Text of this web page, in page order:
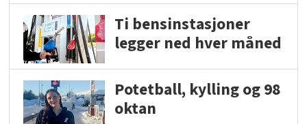
Ti bensinstasjoner
legger ned hver måned
Potetball, kylling og 98
oktan